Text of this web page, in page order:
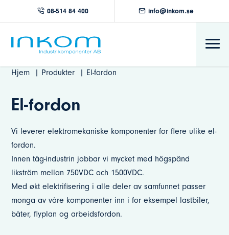
08-514 84 400 info@inkom.se
Hjem Produkter El-fordon
El-fordon
Vi leverer elektromekaniske komponenter for flere ulike el-
fordon.
Innen tåg-industrin jobbar vi mycket med högspänd
likström mellan 750VDC och 1500VDC.
Med økt elektrifisering i alle deler av samfunnet passer
monga av våre komponenter inn i for eksempel lastbiler,
båter, flyplan og arbeidsfordon.